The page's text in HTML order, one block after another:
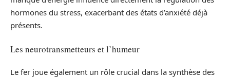
hormones du stress, exacerbant des états d’anxiété déjà
présents.
Les neurotransmetteurs et l’humeur
Le fer joue également un rôle crucial dans la synthèse des